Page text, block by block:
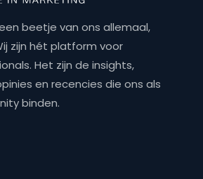
beetje van ons allemaal,
zijn hét platform voor
Het zijn de insights,
en recencies die ons als
binden.